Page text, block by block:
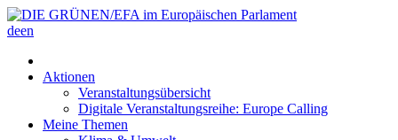
deen
Aktionen
Veranstaltungsübersicht
Digitale Veranstaltungsreihe: Europe Calling
Meine Themen